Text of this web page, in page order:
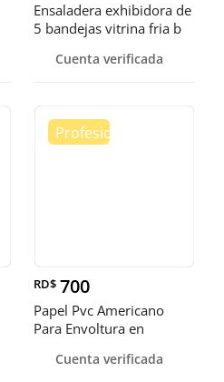
Ensaladera exhibidora de
5 bandejas vitrina fria b
Cuenta verificada
RD$ 700
Papel Pvc Americano
Para Envoltura en
pulgadas
Cuenta verificada